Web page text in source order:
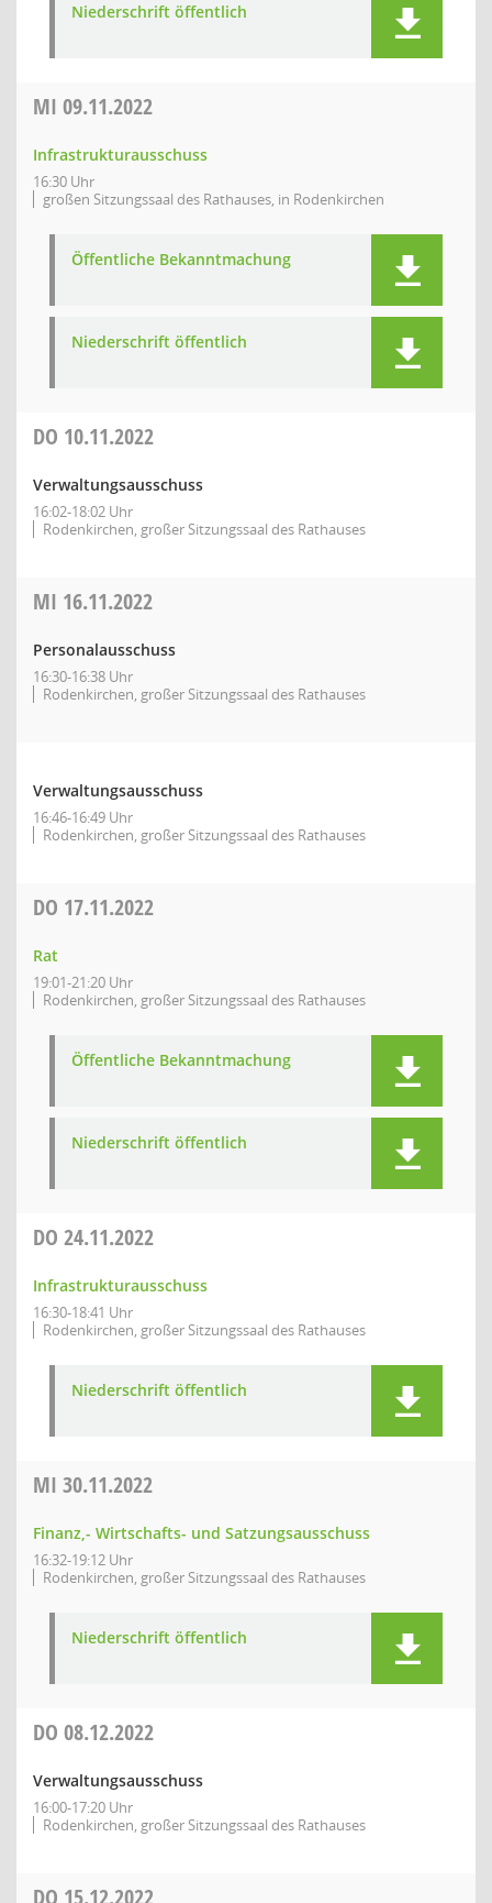
Niederschrift öffentlich
MI 09.11.2022
Infrastrukturausschuss
16:30 Uhr
großen Sitzungssaal des Rathauses, in Rodenkirchen
Öffentliche Bekanntmachung
Niederschrift öffentlich
DO 10.11.2022
Verwaltungsausschuss
16:02-18:02 Uhr
Rodenkirchen, großer Sitzungssaal des Rathauses
MI 16.11.2022
Personalausschuss
16:30-16:38 Uhr
Rodenkirchen, großer Sitzungssaal des Rathauses
Verwaltungsausschuss
16:46-16:49 Uhr
Rodenkirchen, großer Sitzungssaal des Rathauses
DO 17.11.2022
Rat
19:01-21:20 Uhr
Rodenkirchen, großer Sitzungssaal des Rathauses
Öffentliche Bekanntmachung
Niederschrift öffentlich
DO 24.11.2022
Infrastrukturausschuss
16:30-18:41 Uhr
Rodenkirchen, großer Sitzungssaal des Rathauses
Niederschrift öffentlich
MI 30.11.2022
Finanz,- Wirtschafts- und Satzungsausschuss
16:32-19:12 Uhr
Rodenkirchen, großer Sitzungssaal des Rathauses
Niederschrift öffentlich
DO 08.12.2022
Verwaltungsausschuss
16:00-17:20 Uhr
Rodenkirchen, großer Sitzungssaal des Rathauses
DO 15.12.2022